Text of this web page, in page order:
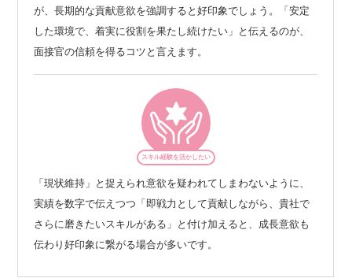
が、長期的な貢献意欲を強調すると好印象でしょう。「安定
した環境で、着実に役割を果たし続けたい」と伝えるのが、
面接官の信頼を得るコツと言えます。
スキル経験を活かしたい
「現状維持」と捉えられ意欲を疑われてしまわないように、
実績を数字で伝えつつ「即戦力として貢献しながら、貴社で
さらに磨きたいスキルがある」と付け加えると、成長意欲も
伝わり好印象に繋がる場合が多いです。